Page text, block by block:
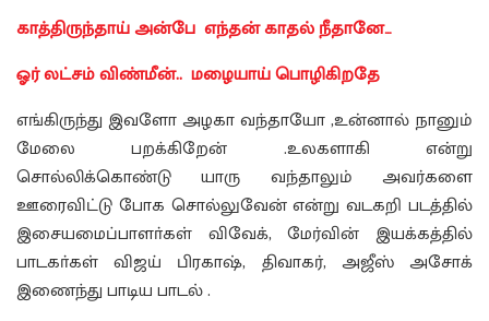
காத்திருந்தாய் அன்பே எந்தன் காதல் நீதானே…
ஓர் லட்சம் விண்மீன்.. மழையாய் பொழிகிறதே
எங்கிருந்து இவளோ அழகா வந்தாயோ ,உன்னால் நானும்
மேலை பறக்கிறேன் .உலகளாகி என்று
சொல்லிக்கொண்டு யாரு வந்தாலும் அவர்களை
ஊரைவிட்டு போக சொல்லுவேன் என்று வடகறி படத்தில்
இசையமைப்பாளா்கள் விவேக், மேர்வின் இயக்கத்தில்
பாடகா்கள் விஜய் பிரகாஷ், திவாகர், அஜீஸ் அசோக்
இணைந்து பாடிய பாடல் .